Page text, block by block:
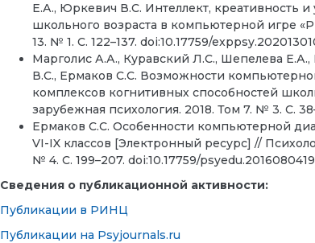
Е.А., Юркевич В.С. Интеллект, креативность
школьного возраста в компьютерной игре
13. № 1. С. 122–137. doi:10.17759/
Марголис А.А., Куравский Л.С., Шепелева
В.С., Ермаков С.С. Возможности
комплексов когнитивных способностей
зарубежная психология. 2018. Том 7. № 3. С.
Ермаков С.С. Особенности компьютерной
VI-IX классов [Электронный ресурс] //
№ 4. С. 199–207. doi:10.17759/
Сведения о публикационной активности:
Публикации в РИНЦ
Публикации на Psyjournals.ru